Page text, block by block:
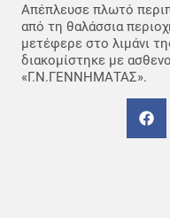
Απέπλευσε πλωτό
από τη θαλάσσια
μετέφερε στο λιμάνι
διακομίστηκε με
«Γ.Ν.ΓΕΝΝΗΜΑΤΑΣ».